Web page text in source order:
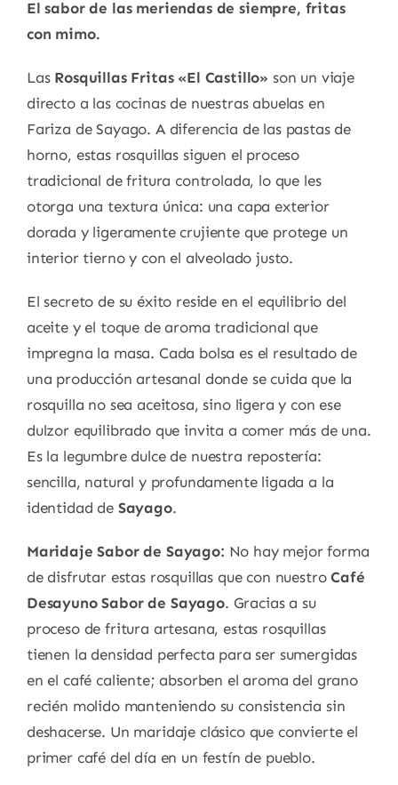
El sabor de las meriendas de siempre, fritas
con mimo.
Las Rosquillas Fritas «El Castillo» son un viaje
directo a las cocinas de nuestras abuelas en
Fariza de Sayago. A diferencia de las pastas de
horno, estas rosquillas siguen el proceso
tradicional de fritura controlada, lo que les
otorga una textura única: una capa exterior
dorada y ligeramente crujiente que protege un
interior tierno y con el alveolado justo.
El secreto de su éxito reside en el equilibrio del
aceite y el toque de aroma tradicional que
impregna la masa. Cada bolsa es el resultado de
una producción artesanal donde se cuida que la
rosquilla no sea aceitosa, sino ligera y con ese
dulzor equilibrado que invita a comer más de una.
Es la legumbre dulce de nuestra repostería:
sencilla, natural y profundamente ligada a la
identidad de Sayago.
Maridaje Sabor de Sayago: No hay mejor forma
de disfrutar estas rosquillas que con nuestroCafé
Desayuno Sabor de Sayago. Gracias a su
proceso de fritura artesana, estas rosquillas
tienen la densidad perfecta para ser sumergidas
en el café caliente; absorben el aroma del grano
recién molido manteniendo su consistencia sin
deshacerse. Un maridaje clásico que convierte el
primer café del día en un festín de pueblo.